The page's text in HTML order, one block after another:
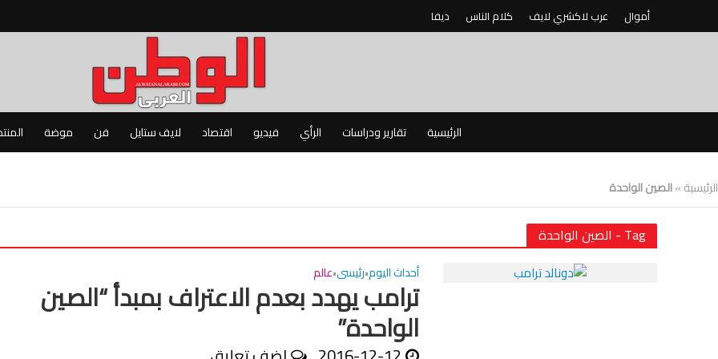
أموال عرب لاكشري لايف كلام الناس ديفا
الرئيسية تقارير ودراسات الرأي فيديو اقتصاد لايف ستايل فن موضة
الرئيسية»الصين الواحدة
Tag - الصين الواحدة
أحداث اليوم•رئيسى•عالم
ترامب يهدد بعدم الاعتراف بمبدأ “الصين
الواحدة”